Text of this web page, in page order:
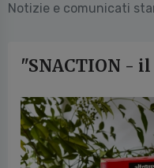
Notizie e comunicati
"SNACTION -